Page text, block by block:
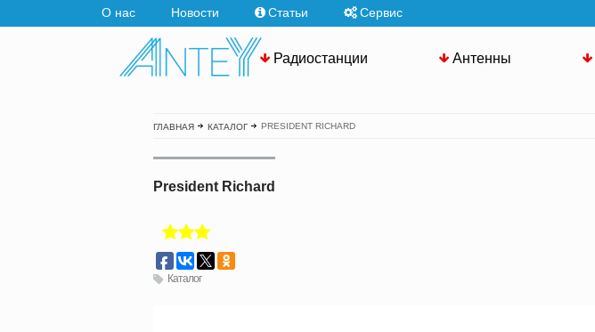
О нас Новости Статьи Сервис
Радиостанции Антенны
ГЛАВНАЯ КАТАЛОГ PRESIDENT RICHARD
President Richard
Каталог